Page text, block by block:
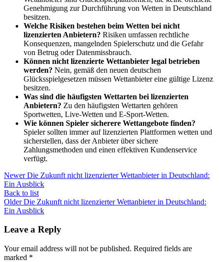
Genehmigung zur Durchführung von Wetten in Deutschland
besitzen.
Welche Risiken bestehen beim Wetten bei nicht
lizenzierten Anbietern? Risiken umfassen rechtliche
Konsequenzen, mangelnden Spielerschutz und die Gefahr
von Betrug oder Datenmissbrauch.
Können nicht lizenzierte Wettanbieter legal betrieben
werden? Nein, gemäß den neuen deutschen
Glücksspielgesetzen müssen Wettanbieter eine gültige Lizenz
besitzen.
Was sind die häufigsten Wettarten bei lizenzierten
Anbietern? Zu den häufigsten Wettarten gehören
Sportwetten, Live-Wetten und E-Sport-Wetten.
Wie können Spieler sicherere Wettangebote finden?
Spieler sollten immer auf lizenzierten Plattformen wetten und
sicherstellen, dass der Anbieter über sichere
Zahlungsmethoden und einen effektiven Kundenservice
verfügt.
Newer Die Zukunft nicht lizenzierter Wettanbieter in Deutschland:
Ein Ausblick
Back to list
Older Die Zukunft nicht lizenzierter Wettanbieter in Deutschland:
Ein Ausblick
Leave a Reply
Your email address will not be published. Required fields are
marked *